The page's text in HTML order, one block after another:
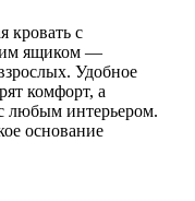
кровать с
ящиком —
Удобное
комфорт, а
любым интерьером.
основание